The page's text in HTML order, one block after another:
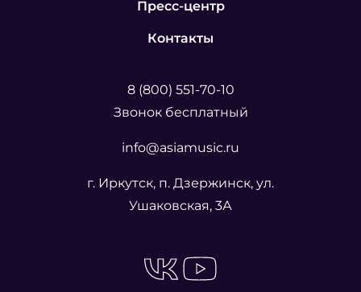
Пресс-центр
Контакты
8 (800) 551-70-10
Звонок бесплатный
info@asiamusic.ru
г. Иркутск, п. Дзержинск, ул.
Ушаковская, 3А